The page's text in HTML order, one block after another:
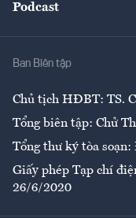
Podcast
Ban Biên tập
Chủ tịch HĐBT: TS.
Tổng biên tập: Chử
Tổng thư ký tòa
Giấy phép Tạp chí
26/6/2020